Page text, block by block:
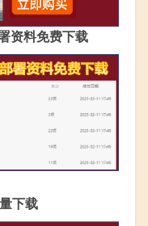
资料免费下载
下载